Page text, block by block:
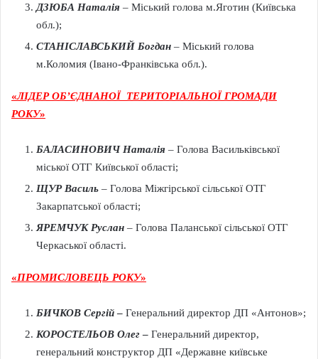
ДЗЮБА Наталія – Міський голова м.Яготин (Київська
обл.);
СТАНІСЛАВСЬКИЙ Богдан – Міський голова
м.Коломия (Івано-Франківська обл.).
«ЛІДЕР ОБ’ЄДНАНОЇ ТЕРИТОРІАЛЬНОЇ ГРОМАДИ
РОКУ»
БАЛАСИНОВИЧ Наталія – Голова Васильківської
міської ОТГ Київської області;
ЩУР Василь – Голова Міжгірської сільської ОТГ
Закарпатської області;
ЯРЕМЧУК Руслан – Голова Паланської сільської ОТГ
Черкаської області.
«ПРОМИСЛОВЕЦЬ РОКУ»
БИЧКОВ Сергій– Генеральний директор ДП «Антонов»;
КОРОСТЕЛЬОВ Олег– Генеральний директор,
генеральний конструктор ДП «Державне київське